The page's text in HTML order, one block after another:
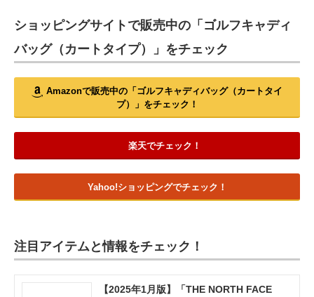
ショッピングサイトで販売中の「ゴルフキャディ
バッグ（カートタイプ）」をチェック
Amazonで販売中の「ゴルフキャディバッグ（カートタイ
プ）」をチェック！
楽天でチェック！
Yahoo!ショッピングでチェック！
注目アイテムと情報をチェック！
【2025年1月版】「THE NORTH FACE